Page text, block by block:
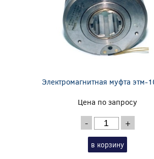
Электромагнитная муфта этм-
Цена по запросу
- +
в корзину